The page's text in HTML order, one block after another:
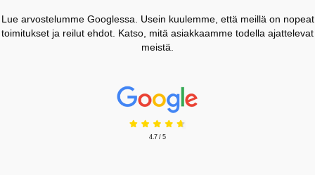
Lue arvostelumme Googlessa. Usein kuulemme, että meillä on nopeat
toimitukset ja reilut ehdot. Katso, mitä asiakkaamme todella ajattelevat
meistä.
Prisjakt Arvostelu: 4.7 Tähdet
4.7 / 5